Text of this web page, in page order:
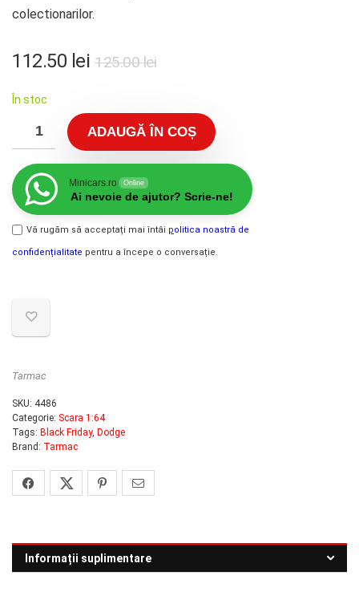
colectionarilor.
125.00lei
112.50 lei
În stoc
ADAUGĂ ÎN COȘ
Minicars.ro Online
Ai nevoie de ajutor? Scrie-ne!
Vă rugăm să acceptați mai întâi politica noastră de
confidențialitate pentru a începe o conversație.
Tarmac
SKU: 4486
Categorie: Scara 1:64
Tags: Black Friday, Dodge
Brand: Tarmac
Informații suplimentare